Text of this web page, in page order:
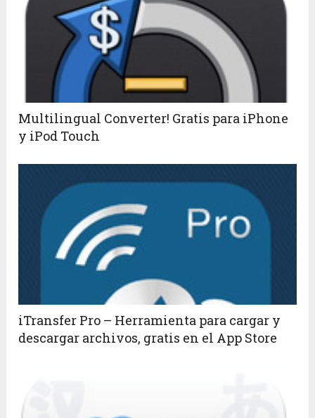
Multilingual Converter! Gratis para iPhone
y iPod Touch
iTransfer Pro – Herramienta para cargar y
descargar archivos, gratis en el App Store